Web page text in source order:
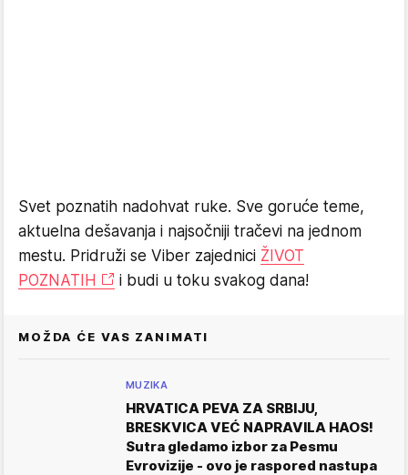
Svet poznatih nadohvat ruke. Sve goruće teme,
aktuelna dešavanja i najsočniji tračevi na jednom
mestu. Pridruži se Viber zajednici ŽIVOT
POZNATIH
i budi u toku svakog dana!
MOŽDA ĆE VAS ZANIMATI
MUZIKA
HRVATICA PEVA ZA SRBIJU,
BRESKVICA VEĆ NAPRAVILA HAOS!
Sutra gledamo izbor za Pesmu
Evrovizije - ovo je raspored nastupa